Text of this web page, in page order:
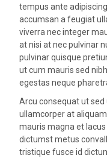
tempus ante
accumsan a feugiat
viverra nec integer
at nisi at nec pulvinar
pulvinar quisque
ut cum mauris sed
egestas neque
Arcu consequat ut
ullamcorper at
mauris magna et
dictumst metus
tristique fusce id